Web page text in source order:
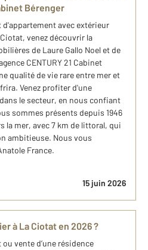
Bérenger
d'appartement avec extérieur
venez découvrir la
de Laure Gallo Noel et de
CENTURY 21 Cabinet
qualité de vie rare entre mer et
Venez profiter d'une
le secteur, en nous confiant
sommes présents depuis 1946
la mer, avec 7 km de littoral, qui
ambitieuse. Nous vous
France.
15 juin 2026
à La Ciotat en 2026 ?
ou vente d’une résidence